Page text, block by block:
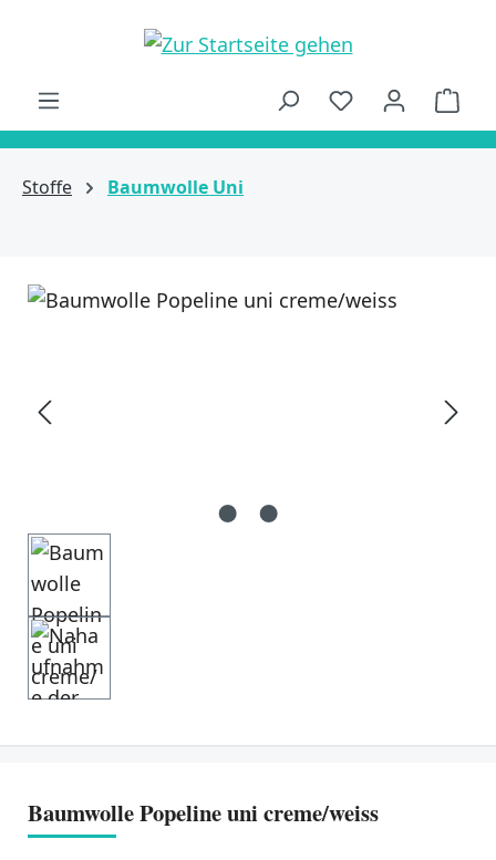
Stoffe Baumwolle Uni
Bildergalerie überspringen
Baumwolle Popeline uni creme/weiss